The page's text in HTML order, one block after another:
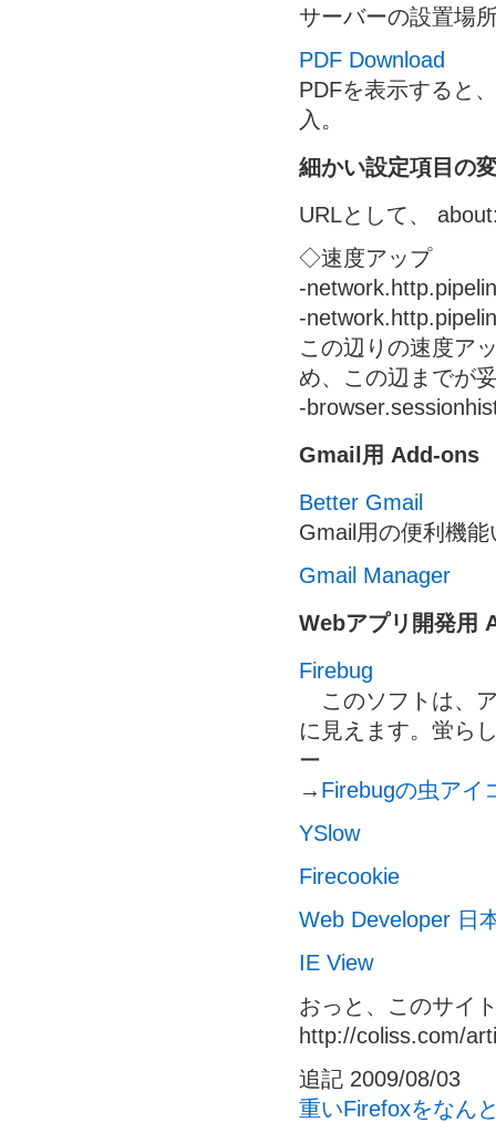
サーバーの設置場
PDF Download
PDFを表示すると
入。
細かい設定項目の
URLとして、
◇速度アップ
-
-
この辺りの速度ア
め、この辺までが
-
Gmail用 Add-ons
Better Gmail
Gmail用の便利機
Gmail Manager
Webアプリ開発用
Firebug
このソフトは、
に見えます。蛍ら
ー
→ Firebugの虫アイ
YSlow
Firecookie
Web Developer 日
IE View
おっと、このサイ
http://coliss.com/
追記 2009/08/03
重いFirefoxをなん